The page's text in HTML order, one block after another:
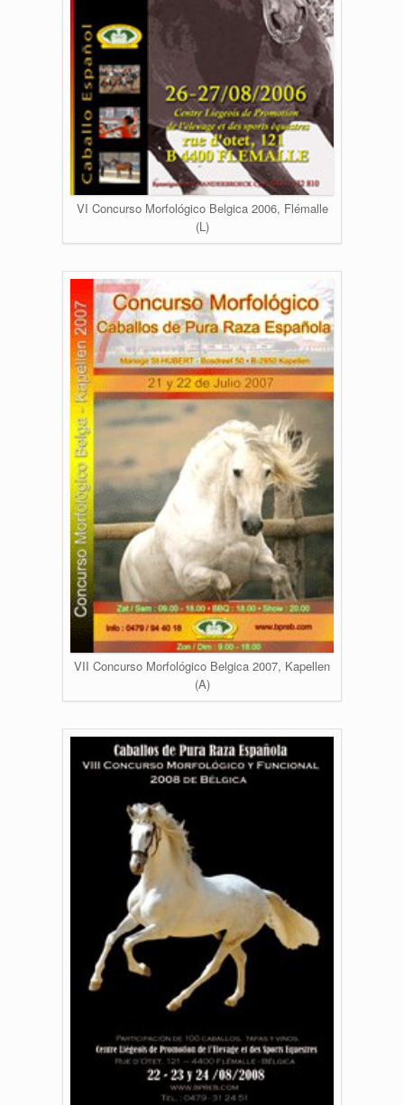
VI Concurso Morfológico Belgica 2006, Flémalle
(L)
VII Concurso Morfológico Belgica 2007, Kapellen
(A)